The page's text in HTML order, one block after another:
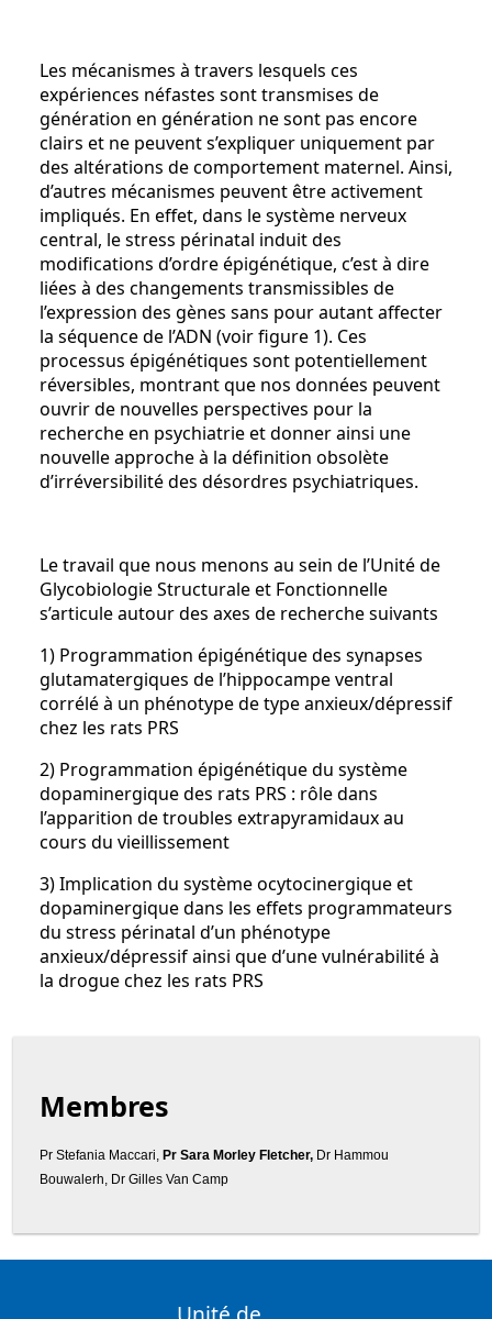
Les mécanismes à travers lesquels ces
expériences néfastes sont transmises de
génération en génération ne sont pas encore
clairs et ne peuvent s’expliquer uniquement par
des altérations de comportement maternel. Ainsi,
d’autres mécanismes peuvent être activement
impliqués. En effet, dans le système nerveux
central, le stress périnatal induit des
modifications d’ordre épigénétique, c’est à dire
liées à des changements transmissibles de
l’expression des gènes sans pour autant affecter
la séquence de l’ADN (voir figure 1). Ces
processus épigénétiques sont potentiellement
réversibles, montrant que nos données peuvent
ouvrir de nouvelles perspectives pour la
recherche en psychiatrie et donner ainsi une
nouvelle approche à la définition obsolète
d’irréversibilité des désordres psychiatriques.
Le travail que nous menons au sein de l’Unité de
Glycobiologie Structurale et Fonctionnelle
s’articule autour des axes de recherche suivants
1) Programmation épigénétique des synapses
glutamatergiques de l’hippocampe ventral
corrélé à un phénotype de type anxieux/dépressif
chez les rats PRS
2) Programmation épigénétique du système
dopaminergique des rats PRS : rôle dans
l’apparition de troubles extrapyramidaux au
cours du vieillissement
3) Implication du système ocytocinergique et
dopaminergique dans les effets programmateurs
du stress périnatal d’un phénotype
anxieux/dépressif ainsi que d’une vulnérabilité à
la drogue chez les rats PRS
Membres
Pr Stefania Maccari, Pr Sara Morley Fletcher, Dr Hammou
Bouwalerh, Dr Gilles Van Camp